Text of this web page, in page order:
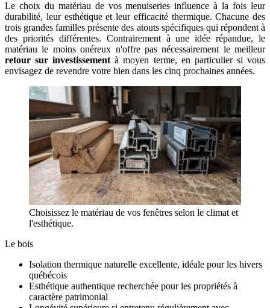
Le choix du matériau de vos menuiseries influence à la fois leur
durabilité, leur esthétique et leur efficacité thermique. Chacune des
trois grandes familles présente des atouts spécifiques qui répondent à
des priorités différentes. Contrairement à une idée répandue, le
matériau le moins onéreux n'offre pas nécessairement le meilleur
retour sur investissement à moyen terme, en particulier si vous
envisagez de revendre votre bien dans les cinq prochaines années.
Choisissez le matériau de vos fenêtres selon le climat et
l'esthétique.
Le bois
Isolation thermique naturelle excellente, idéale pour les hivers
québécois
Esthétique authentique recherchée pour les propriétés à
caractère patrimonial